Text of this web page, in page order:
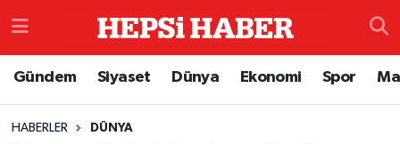
Gündem Siyaset Dünya Ekonomi Spor
HABERLER DÜNYA